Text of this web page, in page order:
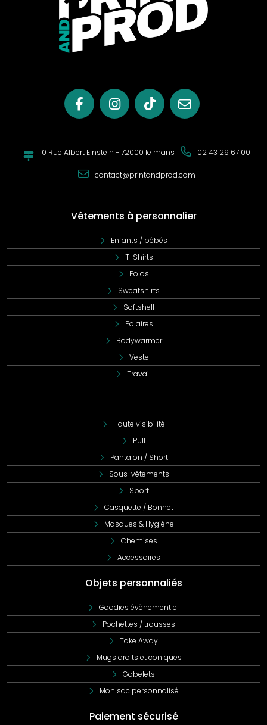
10 Rue Albert Einstein - 72000 le mans 02 43 29 67 00
contact@printandprod.com
Vêtements à personnalier
Enfants / bébés
T-Shirts
Polos
Sweatshirts
Softshell
Polaires
Bodywarmer
Veste
Travail
Haute visibilité
Pull
Pantalon / Short
Sous-vêtements
Sport
Casquette / Bonnet
Masques & Hygiène
Chemises
Accessoires
Objets personnaliés
Goodies évènementiel
Pochettes / trousses
Take Away
Mugs droits et coniques
Gobelets
Mon sac personnalisé
Paiement sécurisé